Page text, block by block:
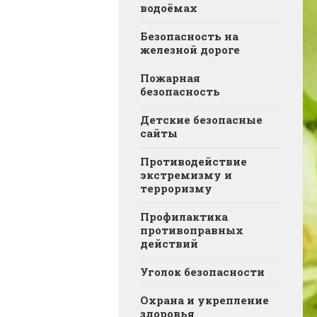
водоёмах
Безопасность на
железной дороге
Пожарная
безопасность
Детские безопасные
сайты
Противодействие
экстремизму и
терроризму
Профилактика
противоправных
действий
Уголок безопасности
Охрана и укрепление
здоровья